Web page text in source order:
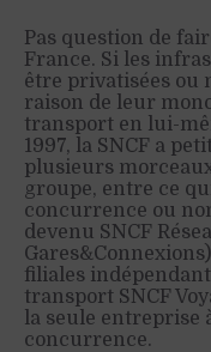
Pas question de
France. Si les
être privatisées ou
raison de leur
transport en lui-
1997, la SNCF a
plusieurs
groupe, entre ce
concurrence ou
devenu SNCF
filiales
transport SNCF
la seule entreprise
concurrence.